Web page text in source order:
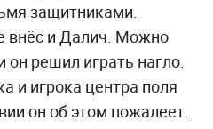
защитниками.
внёс и Далич. Можно
он решил играть нагло.
и игрока центра поля
он об этом пожалеет.